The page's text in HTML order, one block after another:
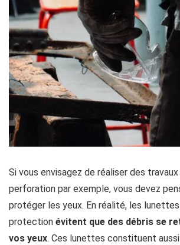
Si vous envisagez de réaliser des
perforation par exemple, vous devez
protéger les yeux. En réalité, les
protection évitent que des débris se
vos yeux. Ces lunettes constituent aussi